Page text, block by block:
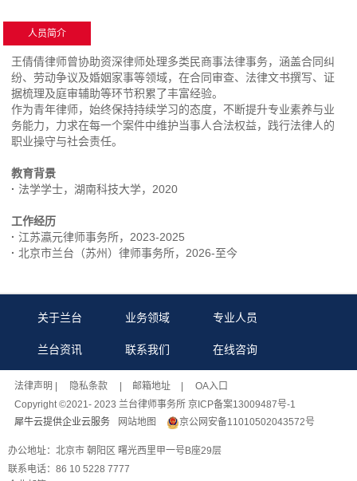
人员简介
王倩倩律师曾协助资深律师处理多类民商事法律事务，涵盖合同纠
纷、劳动争议及婚姻家事等领域，在合同审查、法律文书撰写、证
据梳理及庭审辅助等环节积累了丰富经验。
作为青年律师，始终保持持续学习的态度，不断提升专业素养与业
务能力，力求在每一个案件中维护当事人合法权益，践行法律人的
职业操守与社会责任。
教育背景
· 法学学士，湖南科技大学，2020
工作经历
· 江苏瀛元律师事务所，2023-2025
· 北京市兰台（苏州）律师事务所，2026-至今
关于兰台 业务领域 专业人员
兰台资讯 联系我们 在线咨询
法律声明 | 隐私条款 | 邮箱地址
| OA入口
Copyright ©2021- 2023 兰台律师事务所 京ICP备案13009487号-1
犀牛云提供企业云服务
网站地图 京公网安备11010502043572号
办公地址：北京市 朝阳区 曙光西里甲一号B座29层
联系电话：86 10 5228 7777